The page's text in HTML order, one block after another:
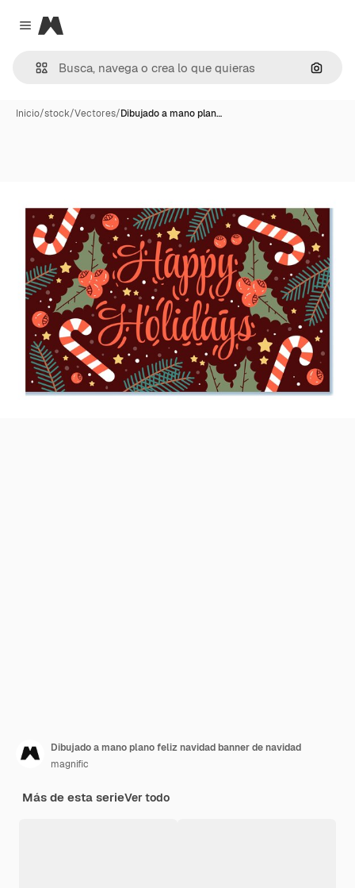
Close menu
Magnific
Inicio/stock/Vectores/Dibujado a mano plan…
Dibujado a mano plano feliz navidad banner de navidad
magnific
Más de esta serieVer todo